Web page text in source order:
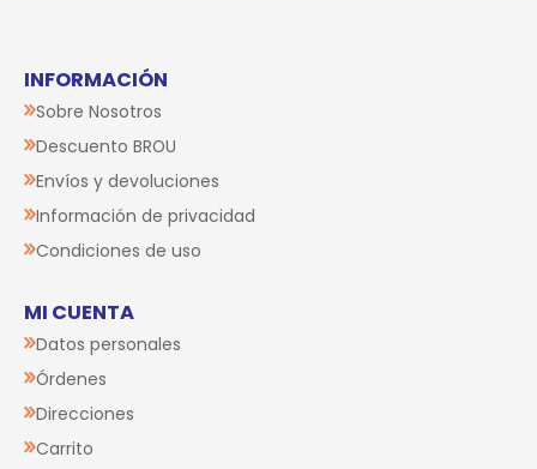
INFORMACIÓN
Sobre Nosotros
Descuento BROU
Envíos y devoluciones
Información de privacidad
Condiciones de uso
MI CUENTA
Datos personales
Órdenes
Direcciones
Carrito